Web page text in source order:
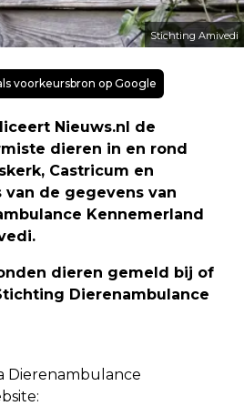
Stichting Amivedi
voorkeursbron op Google
Nieuws.nl de
dieren in en rond
Castricum en
van de gegevens van
Kennemerland
dieren gemeld bij of
Dierenambulance
Dierenambulance